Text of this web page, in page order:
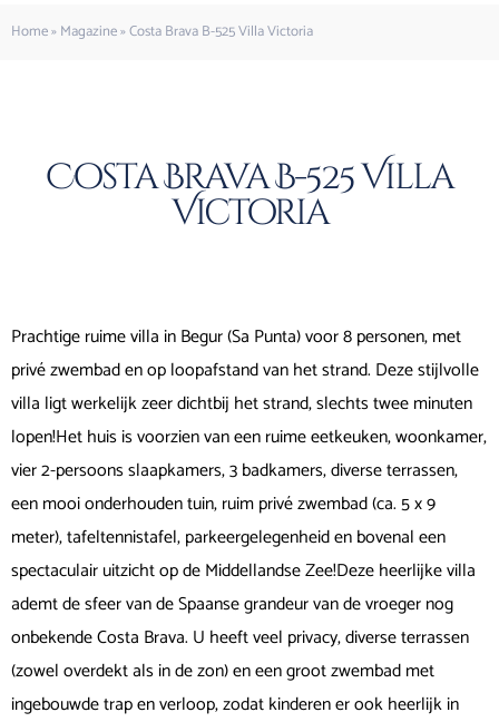
Home»Magazine»Costa Brava B-525 Villa Victoria
Costa Brava B-525 Villa
Victoria
Prachtige ruime villa in Begur (Sa Punta) voor 8 personen, met
privé zwembad en op loopafstand van het strand. Deze stijlvolle
villa ligt werkelijk zeer dichtbij het strand, slechts twee minuten
lopen!Het huis is voorzien van een ruime eetkeuken, woonkamer,
vier 2-persoons slaapkamers, 3 badkamers, diverse terrassen,
een mooi onderhouden tuin, ruim privé zwembad (ca. 5 x 9
meter), tafeltennistafel, parkeergelegenheid en bovenal een
spectaculair uitzicht op de Middellandse Zee!Deze heerlijke villa
ademt de sfeer van de Spaanse grandeur van de vroeger nog
onbekende Costa Brava. U heeft veel privacy, diverse terrassen
(zowel overdekt als in de zon) en een groot zwembad met
ingebouwde trap en verloop, zodat kinderen er ook heerlijk in